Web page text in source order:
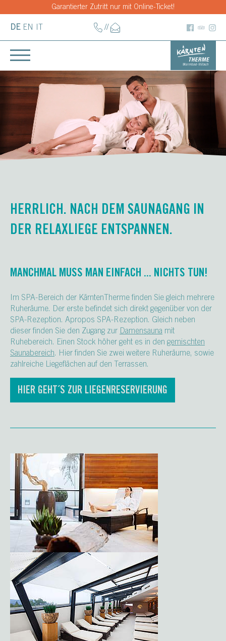
Garantierter Zutritt nur mit Online-Ticket!
DE EN //
HERRLICH. NACH DEM SAUNAGANG IN
DER RELAXLIEGE ENTSPANNEN.
MANCHMAL MUSS MAN EINFACH ... NICHTS TUN!
Im SPA-Bereich der KärntenTherme finden Sie gleich mehrere
Ruheräume. Der erste befindet sich direkt gegenüber von der
SPA-Rezeption. Apropos SPA-Rezeption. Gleich neben
dieser finden Sie den Zugang zur
Damensauna mit
Ruhebereich. Einen Stock höher geht es in den gemischten
Saunabereich. Hier finden Sie zwei weitere Ruheräume, sowie
zahlreiche Liegeflächen auf den Terrassen.
HIER GEHT´S ZUR LIEGENRESERVIERUNG